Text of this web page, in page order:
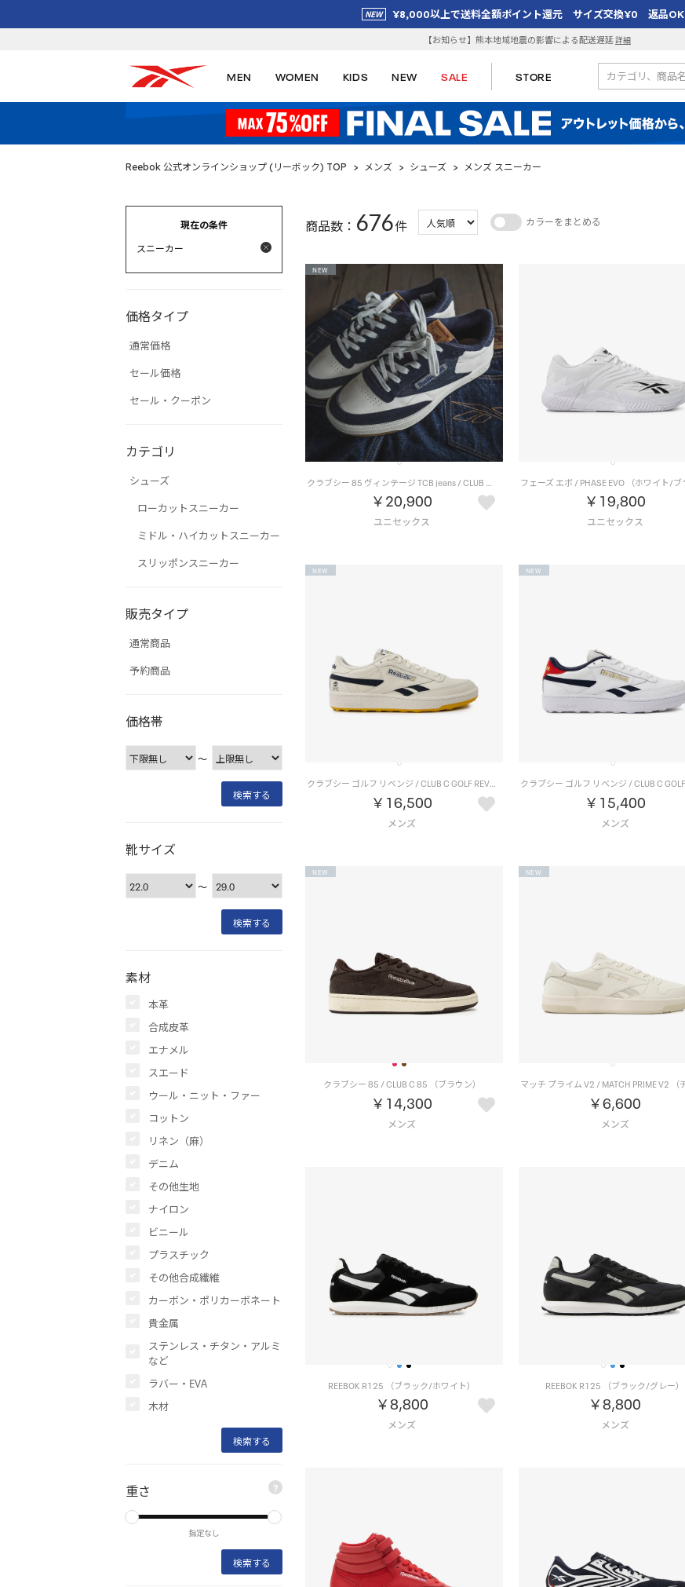
¥8,000以上で送料全額ポイント還元 サイズ交換¥0 返品OK
【お知らせ】熊本地域地震の影響による配送遅延詳細
MEN WOMEN KIDS NEW SALE STORE
Reebok 公式オンラインショップ (リーボック) TOP > メンズ > シューズ > メンズ スニーカー
現在の条件
スニーカー
価格タイプ
通常価格
セール価格
セール・クーポン
カテゴリ
シューズ
ローカットスニーカー
ミドル・ハイカットスニーカー
スリッポンスニーカー
販売タイプ
通常商品
予約商品
価格帯
〜
靴サイズ
〜
素材
本革
合成皮革
エナメル
スエード
ウール・ニット・ファー
コットン
リネン（麻）
デニム
その他生地
ナイロン
ビニール
プラスチック
その他合成繊維
カーボン・ポリカーボネート
貴金属
ステンレス・チタン・アルミ
など
ラバー・EVA
木材
重さ ?
指定なし
商品数： 676件 カラーをまとめる
クラブシー 85 ヴィンテージ TCB jeans / CLUB C 85 VINTAGE TCB jeans（ネイビー）
￥20,900
NEW
￥19,800
クラブシー ゴルフ リベンジ / CLUB C GOLF REVENGE （チョーク/ネイビー）
￥16,500
NEW
￥15,400
NEW
クラブシー 85 / CLUB C 85 （ブラウン）
￥14,300
NEW
￥6,600
NEW
REEBOK R125 （ブラック/ホワイト）
￥8,800
REEBOK R125 （ブラック/グレー）
￥8,800